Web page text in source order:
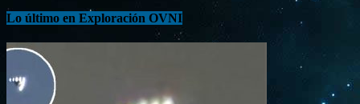
Lo último en Exploración OVNI